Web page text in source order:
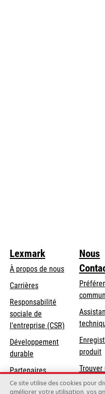
Lexmark
À propos de nous
Carrières
s’ouvre
dans
un
nouvel
onglet
Responsabilité
sociale de
l'entreprise (CSR) s’ouvre
onglet
Développement
durable
Partenaires
Lexmark
Nous
s’ouvre
dans
un
nouvel
onglet
produit
Trouver
Ce site utilise des cookies pour
améliorer votre utilisation, vos